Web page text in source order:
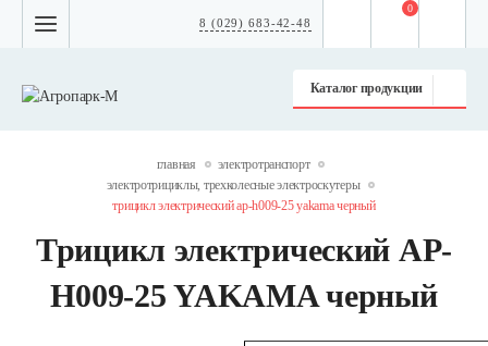
8 (029) 683-42-48
Каталог продукции
0
главная
электротранспорт
электротрициклы, трехколесныe электроскутеры
трицикл электрический ap-h009-25 yakama черный
Трицикл электрический AP-
H009-25 YAKAMA черный